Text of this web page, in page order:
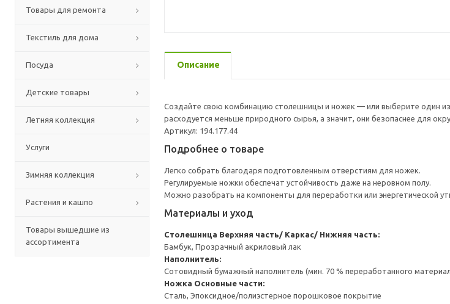
Товары для ремонта
Текстиль для дома
Посуда
Детские товары
Летняя коллекция
Услуги
Зимняя коллекция
Растения и кашпо
Товары вышедшие из
ассортимента
Описание
Создайте свою комбинацию столешницы и ножек — или выберите один
расходуется меньше природного сырья, а значит, они безопаснее для
Артикул: 194.177.44
Подробнее о товаре
Легко собрать благодаря подготовленным отверстиям для ножек.
Регулируемые ножки обеспечат устойчивость даже на неровном полу.
Можно разобрать на компоненты для переработки или энергетической
Материалы и уход
Столешница Верхняя часть/ Каркас/ Нижняя часть:
Бамбук, Прозрачный акриловый лак
Наполнитель:
Сотовидный бумажный наполнитель (мин. 70 % переработанного
Ножка Основные части:
Сталь, Эпоксидное/полиэстерное порошковое покрытие